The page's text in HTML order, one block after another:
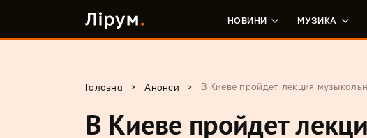
НОВИНИ МУЗИКА
Головна > Анонси > В Киеве пройдет лекция
В Киеве пройдет